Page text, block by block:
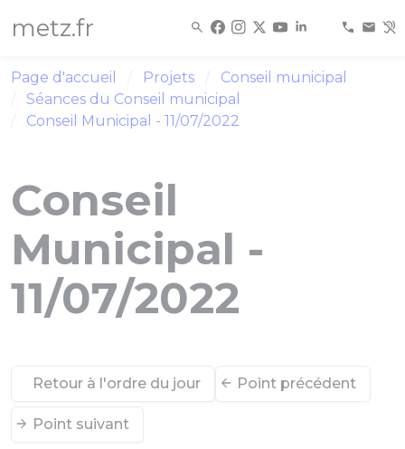
metz.fr
Page d'accueil Projets
Conseil municipal
Séances du Conseil municipal
Conseil Municipal - 11/07/2022
Conseil
Municipal -
11/07/2022
Retour à l'ordre du jour Point précédent
Point suivant